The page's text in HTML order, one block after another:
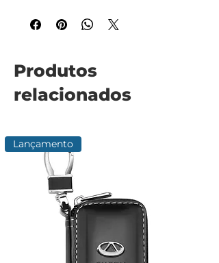
Produtos
relacionados
Lançamento